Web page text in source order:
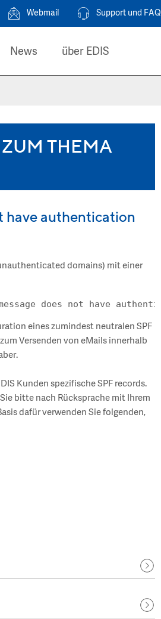
Webmail Support und FAQ
News über EDIS
THEMA
have authentication
domains) mit einer
eines zumindest neutralen SPF
Versenden von eMails innerhalb
Kunden spezifische SPF records.
bitte nach Rücksprache mit Ihrem
dafür verwenden Sie folgenden,